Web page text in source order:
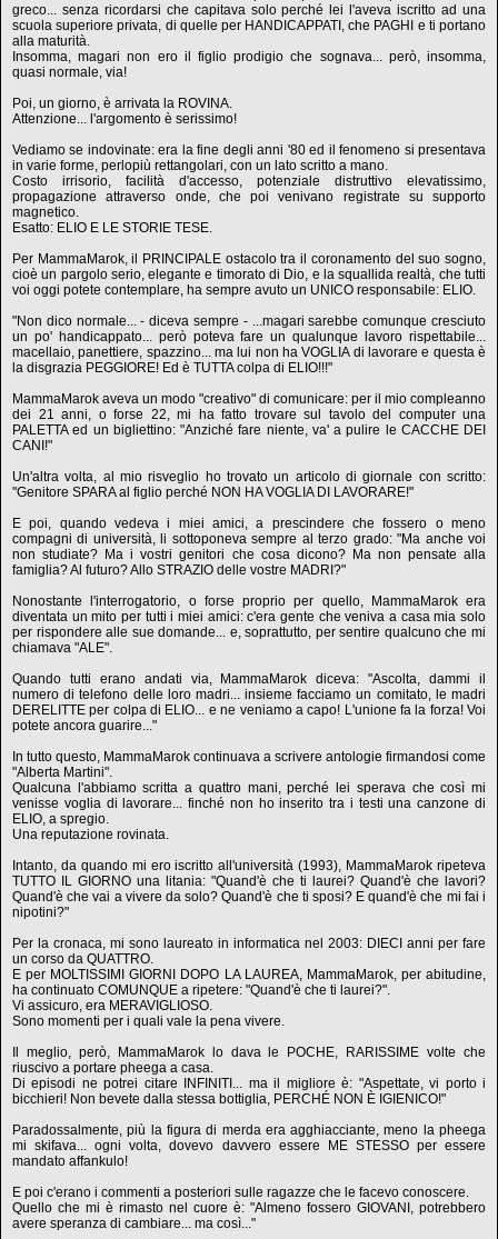
greco... senza ricordarsi che capitava solo perché lei l'aveva iscritto ad una
scuola superiore privata, di quelle per HANDICAPPATI, che PAGHI e ti portano
alla maturità.
Insomma, magari non ero il figlio prodigio che sognava... però, insomma,
quasi normale, via!
Poi, un giorno, è arrivata la ROVINA.
Attenzione... l'argomento è serissimo!
Vediamo se indovinate: era la fine degli anni '80 ed il fenomeno si presentava
in varie forme, perlopiù rettangolari, con un lato scritto a mano.
Costo irrisorio, facilità d'accesso, potenziale distruttivo elevatissimo,
propagazione attraverso onde, che poi venivano registrate su supporto
magnetico.
Esatto: ELIO E LE STORIE TESE.
Per MammaMarok, il PRINCIPALE ostacolo tra il coronamento del suo sogno,
cioè un pargolo serio, elegante e timorato di Dio, e la squallida realtà, che tutti
voi oggi potete contemplare, ha sempre avuto un UNICO responsabile: ELIO.
"Non dico normale... - diceva sempre - ...magari sarebbe comunque cresciuto
un po' handicappato... però poteva fare un qualunque lavoro rispettabile...
macellaio, panettiere, spazzino... ma lui non ha VOGLIA di lavorare e questa è
la disgrazia PEGGIORE! Ed è TUTTA colpa di ELIO!!!"
MammaMarok aveva un modo "creativo" di comunicare: per il mio compleanno
dei 21 anni, o forse 22, mi ha fatto trovare sul tavolo del computer una
PALETTA ed un bigliettino: "Anziché fare niente, va' a pulire le CACCHE DEI
CANI!"
Un'altra volta, al mio risveglio ho trovato un articolo di giornale con scritto:
"Genitore SPARA al figlio perché NON HA VOGLIA DI LAVORARE!"
E poi, quando vedeva i miei amici, a prescindere che fossero o meno
compagni di università, li sottoponeva sempre al terzo grado: "Ma anche voi
non studiate? Ma i vostri genitori che cosa dicono? Ma non pensate alla
famiglia? Al futuro? Allo STRAZIO delle vostre MADRI?"
Nonostante l'interrogatorio, o forse proprio per quello, MammaMarok era
diventata un mito per tutti i miei amici: c'era gente che veniva a casa mia solo
per rispondere alle sue domande... e, soprattutto, per sentire qualcuno che mi
chiamava "ALE".
Quando tutti erano andati via, MammaMarok diceva: "Ascolta, dammi il
numero di telefono delle loro madri... insieme facciamo un comitato, le madri
DERELITTE per colpa di ELIO... e ne veniamo a capo! L'unione fa la forza! Voi
potete ancora guarire..."
In tutto questo, MammaMarok continuava a scrivere antologie firmandosi come
"Alberta Martini".
Qualcuna l'abbiamo scritta a quattro mani, perché lei sperava che così mi
venisse voglia di lavorare... finché non ho inserito tra i testi una canzone di
ELIO, a spregio.
Una reputazione rovinata.
Intanto, da quando mi ero iscritto all'università (1993), MammaMarok ripeteva
TUTTO IL GIORNO una litania: "Quand'è che ti laurei? Quand'è che lavori?
Quand'è che vai a vivere da solo? Quand'è che ti sposi? E quand'è che mi fai i
nipotini?"
Per la cronaca, mi sono laureato in informatica nel 2003: DIECI anni per fare
un corso da QUATTRO.
E per MOLTISSIMI GIORNI DOPO LA LAUREA, MammaMarok, per abitudine,
ha continuato COMUNQUE a ripetere: "Quand'è che ti laurei?".
Vi assicuro, era MERAVIGLIOSO.
Sono momenti per i quali vale la pena vivere.
Il meglio, però, MammaMarok lo dava le POCHE, RARISSIME volte che
riuscivo a portare pheega a casa.
Di episodi ne potrei citare INFINITI... ma il migliore è: "Aspettate, vi porto i
bicchieri! Non bevete dalla stessa bottiglia, PERCHÉ NON È IGIENICO!"
Paradossalmente, più la figura di merda era agghiacciante, meno la pheega
mi skifava... ogni volta, dovevo davvero essere ME STESSO per essere
mandato affankulo!
E poi c'erano i commenti a posteriori sulle ragazze che le facevo conoscere.
Quello che mi è rimasto nel cuore è: "Almeno fossero GIOVANI, potrebbero
avere speranza di cambiare... ma così..."